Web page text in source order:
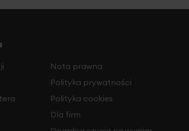
Nota prawna
Polityka prywatności
Polityka cookies
Dla firm